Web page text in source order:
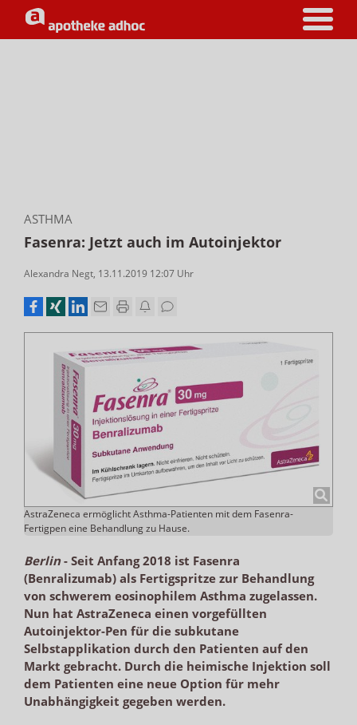
ASTHMA
Fasenra: Jetzt auch im Autoinjektor
Alexandra Negt, 13.11.2019 12:07 Uhr
AstraZeneca ermöglicht Asthma-Patienten mit dem Fasenra-
Fertigpen eine Behandlung zu Hause.
Berlin- Seit Anfang 2018 ist Fasenra
(Benralizumab) als Fertigspritze zur Behandlung
von schwerem eosinophilem Asthma zugelassen.
Nun hat AstraZeneca einen vorgefüllten
Autoinjektor-Pen für die subkutane
Selbstapplikation durch den Patienten auf den
Markt gebracht. Durch die heimische Injektion soll
dem Patienten eine neue Option für mehr
Unabhängigkeit gegeben werden.